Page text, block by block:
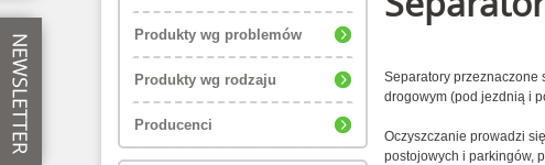
Produkty wg problemów
Produkty wg rodzaju
Producenci
Separatory przeznaczone
drogowym (pod jezdnią i
Oczyszczanie prowadzi
postojowych i parkingów,